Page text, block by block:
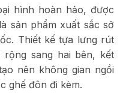
hình hoàn hảo, được
sản phẩm xuất sắc sở
Thiết kế tựa lưng rút
rộng sang hai bên, kết
nên không gian ngồi
ghế đôn đi kèm.